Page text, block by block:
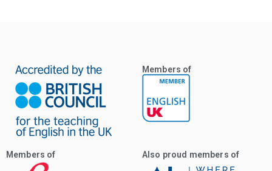
Members of
Members of Also proud members of